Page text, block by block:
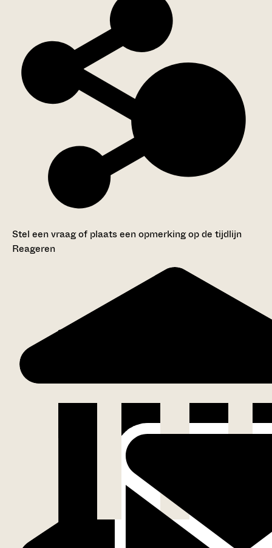
Stel een vraag of plaats een opmerking op de tijdlijn
Reageren